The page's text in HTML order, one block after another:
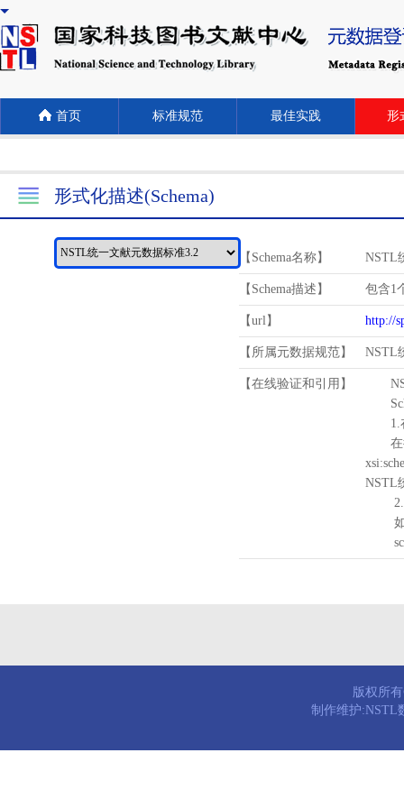
首页 标准规范 最佳实践 形
形式化描述(Schema)
【Schema名称】 NSTL
【Schema描述】 包含1
【url】 http://
【所属元数据规范】 NSTL
【在线验证和引用】
1.
在待
NSTL
2.
如需
版权所
制作维护:NSTL